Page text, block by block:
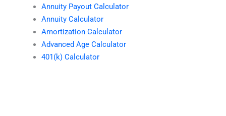
Annuity Payout Calculator
Annuity Calculator
Amortization Calculator
Advanced Age Calculator
401(k) Calculator